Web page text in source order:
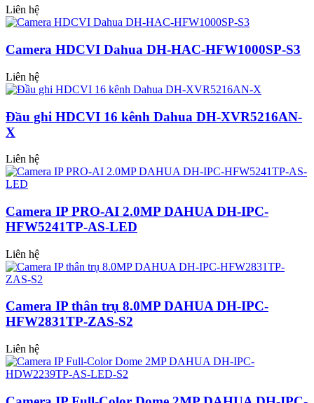
Liên hệ
Camera HDCVI Dahua DH-HAC-HFW1000SP-S3
Liên hệ
Đầu ghi HDCVI 16 kênh Dahua DH-XVR5216AN-
X
Liên hệ
Camera IP PRO-AI 2.0MP DAHUA DH-IPC-
HFW5241TP-AS-LED
Liên hệ
Camera IP thân trụ 8.0MP DAHUA DH-IPC-
HFW2831TP-ZAS-S2
Liên hệ